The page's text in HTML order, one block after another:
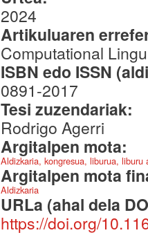
2024
Artikuluaren
Computational
ISBN edo ISSN
0891-2017
Tesi zuzendariak:
Rodrigo Agerri
Argitalpen mota:
Aldizkaria, kongresua, liburua,
Argitalpen mota
Aldizkaria
URLa (ahal dela
https://doi.org/